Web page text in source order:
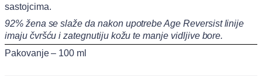
sastojcima.
92% žena se slaže da nakon upotrebe Age Reversist linije
imaju čvršću i zategnutiju kožu te manje vidljive bore.
Pakovanje – 100 ml